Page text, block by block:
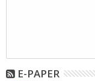
E-PAPER